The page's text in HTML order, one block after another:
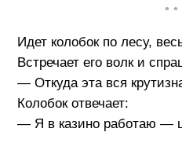
• •
Идет колобок по лесу,
Встречает его волк и
— Откуда эта вся
Колобок отвечает:
— Я в казино работаю —